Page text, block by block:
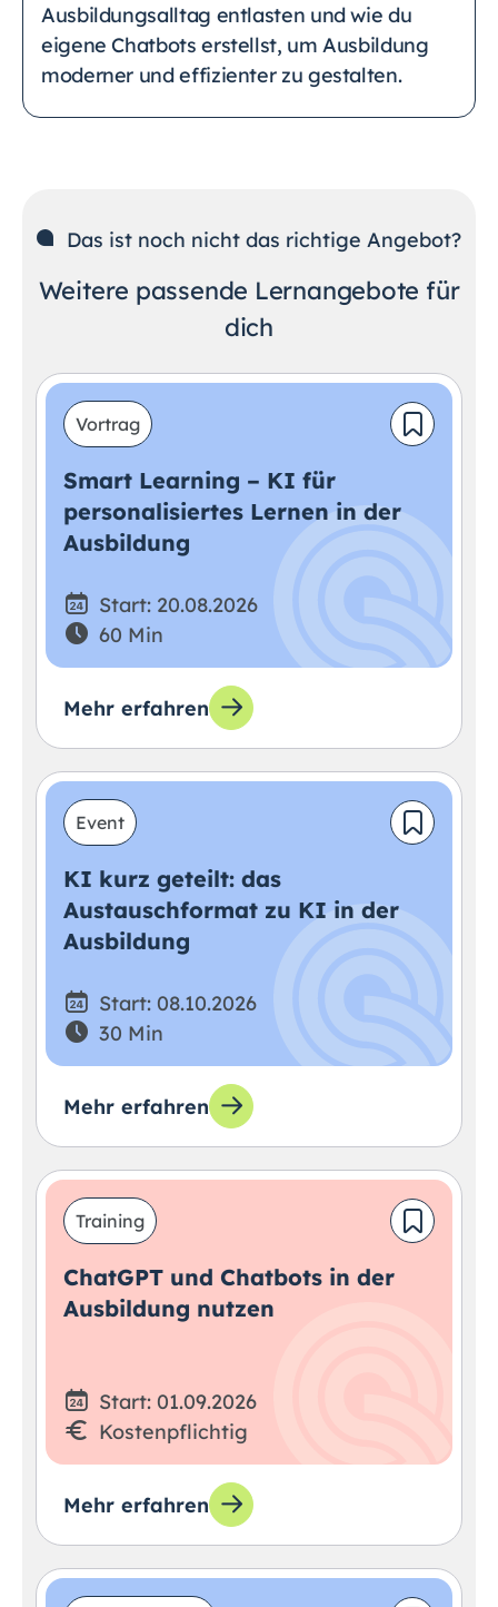
Ausbildungsalltag entlasten und wie du
eigene Chatbots erstellst, um Ausbildung
moderner und effizienter zu gestalten.
Das ist noch nicht das richtige Angebot?
Weitere passende Lernangebote für
dich
Vortrag
Smart Learning – KI für
personalisiertes Lernen in der
Ausbildung
Start: 20.08.2026
60 Min
Mehr erfahren
Event
KI kurz geteilt: das
Austauschformat zu KI in der
Ausbildung
Start: 08.10.2026
30 Min
Mehr erfahren
Training
ChatGPT und Chatbots in der
Ausbildung nutzen
Start: 01.09.2026
Kostenpflichtig
Mehr erfahren